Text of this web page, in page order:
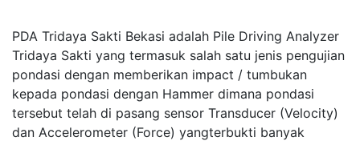
PDA Tridaya Sakti Bekasi adalah Pile Driving Analyzer
Tridaya Sakti yang termasuk salah satu jenis pengujian
pondasi dengan memberikan impact / tumbukan
kepada pondasi dengan Hammer dimana pondasi
tersebut telah di pasang sensor Transducer (Velocity)
dan Accelerometer (Force) yangterbukti banyak